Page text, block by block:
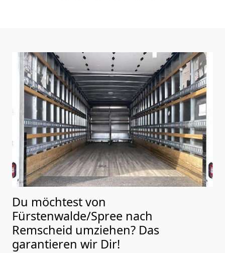
Du möchtest von
Fürstenwalde/Spree nach
Remscheid umziehen? Das
garantieren wir Dir!